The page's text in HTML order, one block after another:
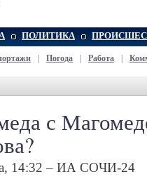
ПОЛИТИКА
Погода Работа
с
14:32 – ИА СОЧИ-24